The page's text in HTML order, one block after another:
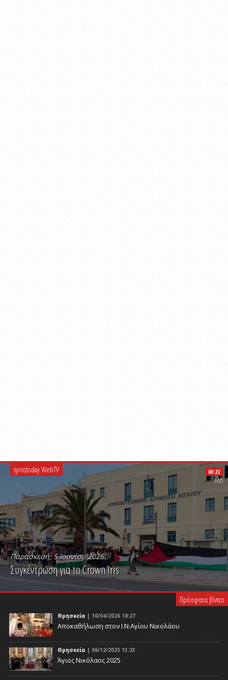
syrostoday WebTV
Παρασκευή, 5 Ιουνίου 2026
Συγκέντρωση για το Crown Iris
PLAY VIDEO
00:22
HD
Πρόσφατα βίντεο
Θρησκεία | 10/04/2026 18:27
Αποκαθήλωση στον Ι.Ν.Αγίου Νικολάου
Θρησκεία | 06/12/2025 13:23
Άγιος Νικόλαος 2025